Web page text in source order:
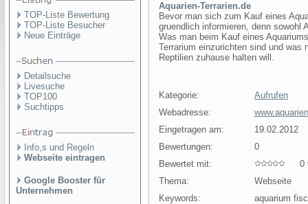
TOP-Liste Bewertung
TOP-Liste Besucher
Neue Einträge
Detailsuche
Livesuche
TOP100
Suchtipps
Info,s und Regeln
Webseite eintragen
Google Booster für
Unternehmen
Aquarien-Terrarien.de
Bevor man sich zum Kauf eines
gruendlich informieren, denn sowohl
Was man beim Kauf eines
Terrarium einzurichten sind und
Reptilien zuhause halten will.
Kategorie:
Aufrufen
Webadresse:
Eingetragen am:
19.02.2012
Bewertungen:
0
Bewertet mit:
0
Thema:
Webseite
Keywords:
aquarium